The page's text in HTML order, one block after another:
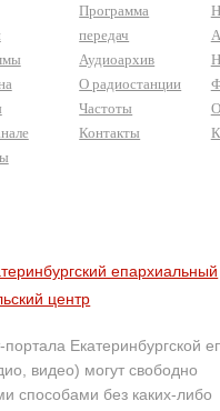
Программа
передач
Аудиоархив
О радиостанции
Частоты
Контакты
епархиальный
центр
Екатеринбургской
видео) могут свободно
способами без каких-либо